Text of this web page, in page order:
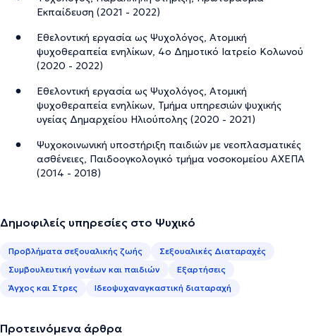
Εκπαίδευση (2021 - 2022)
Εθελοντική εργασία ως Ψυχολόγος, Ατομική
ψυχοθεραπεία ενηλίκων, 4ο Δημοτικό Ιατρείο Κολωνού
(2020 - 2022)
Εθελοντική εργασία ως Ψυχολόγος, Ατομική
ψυχοθεραπεία ενηλίκων, Τμήμα υπηρεσιών ψυχικής
υγείας Δημαρχείου Ηλιούπολης (2020 - 2021)
Ψυχοκοινωνική υποστήριξη παιδιών με νεοπλασματικές
ασθένειες, Παιδοογκολογικό τμήμα νοσοκομείου ΑΧΕΠΑ
(2014 - 2018)
Δημοφιλείς υπηρεσίες στο Ψυχικό
Προβλήματα σεξουαλικής ζωής
Σεξουαλικές Διαταραχές
Συμβουλευτική γονέων και παιδιών
Εξαρτήσεις
Άγχος και Στρες
Ιδεοψυχαναγκαστική διαταραχή
Προτεινόμενα άρθρα